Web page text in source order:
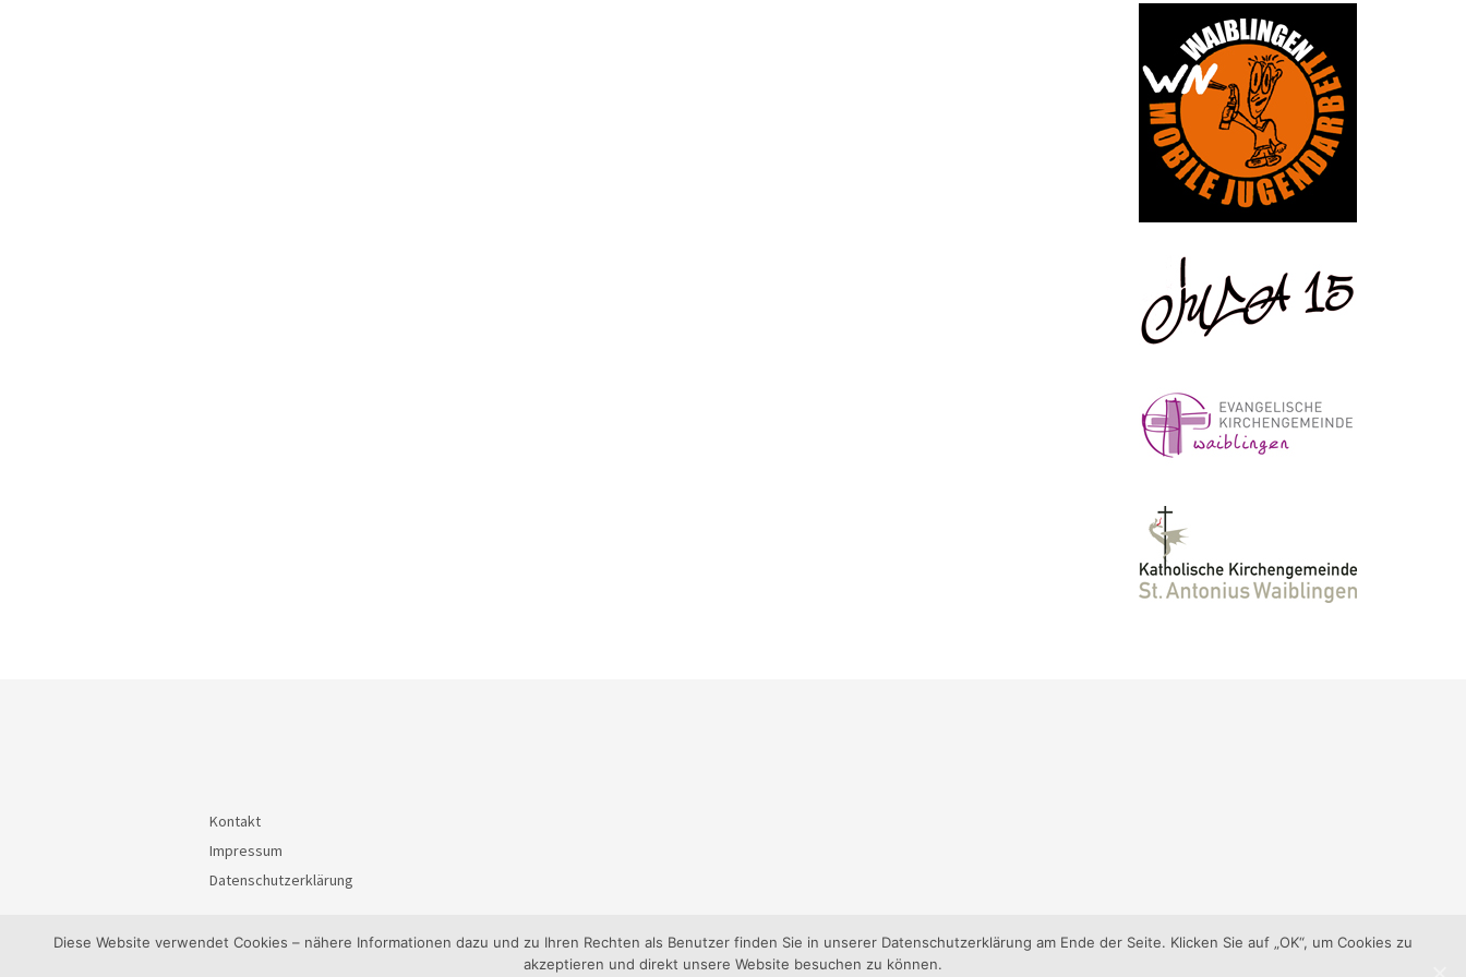
Kontakt
Impressum
Datenschutzerklärung
Diese Website verwendet Cookies – nähere Informationen dazu und zu Ihren Rechten als Benutzer finden Sie in unserer Datenschutzerklärung am Ende der Seite. Klicken Sie auf „OK“, um Cookies zu
akzeptieren und direkt unsere Website besuchen zu können.